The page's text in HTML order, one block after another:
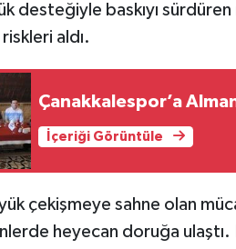
desteğiyle baskıyı
aldı.
Çanakkalespor’a
İçeriği Görüntüle
çekişmeye sahne olan
heyecan doruğa ulaştı.